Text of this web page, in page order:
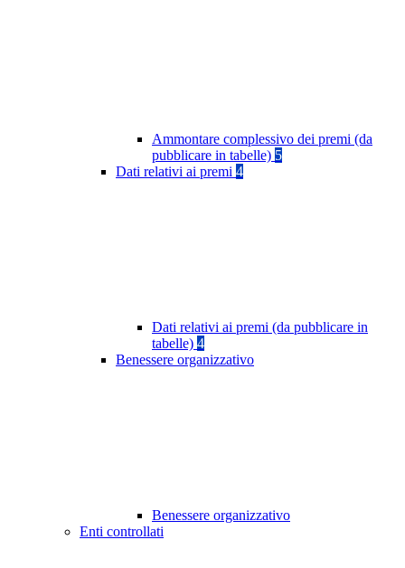
Ammontare complessivo dei premi (da
pubblicare in tabelle) 5
Dati relativi ai premi 4
Dati relativi ai premi (da pubblicare in
tabelle) 4
Benessere organizzativo
Benessere organizzativo
Enti controllati